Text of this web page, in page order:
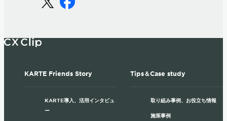
KARTE Friends Story
KARTE導入、活用インタビュ
ー
Tips＆Case study
取り組み事例、お役立ち情報
施策事例